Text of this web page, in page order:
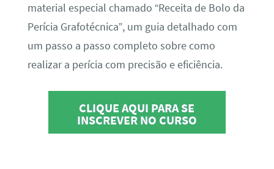
material especial chamado “Receita de Bolo da
Perícia Grafotécnica”, um guia detalhado com
um passo a passo completo sobre como
realizar a perícia com precisão e eficiência.
CLIQUE AQUI PARA SE
INSCREVER NO CURSO